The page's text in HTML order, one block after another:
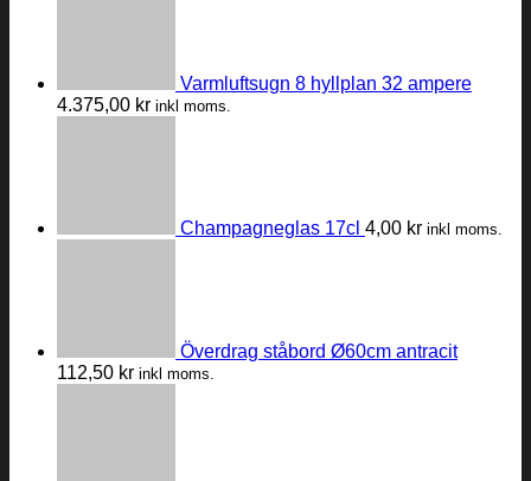
Varmluftsugn 8 hyllplan 32 ampere
4.375,00 kr inkl moms.
Champagneglas 17cl 4,00 kr inkl moms.
Överdrag ståbord Ø60cm antracit
112,50 kr inkl moms.